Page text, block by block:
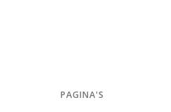
PAGINA'S